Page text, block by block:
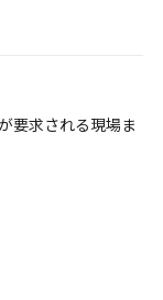
要求される現場ま